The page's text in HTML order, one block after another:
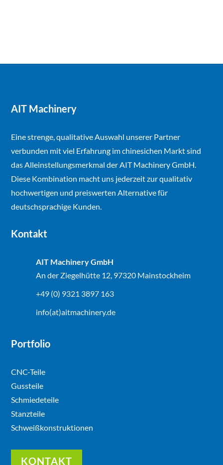
AIT Machinery
Eine strenge, qualitative Auswahl unserer Partner
verbunden mit viel Erfahrung im chinesichen Markt sind
das Alleinstellungsmerkmal der AIT Machinery GmbH.
Diese Kombination macht uns jederzeit zur qualitativ
hochwertigen und preiswerten Alternative für
deutschsprachige Kunden.
Kontakt
AIT Machinery GmbH
An der Ziegelhütte 12, 97320 Mainstockheim
+49 (0) 9321 3897 163
info(at)aitmachinery.de
Portfolio
CNC-Teile
Gussteile
Schmiedeteile
Stanzteile
Schweißkonstruktionen
KONTAKT